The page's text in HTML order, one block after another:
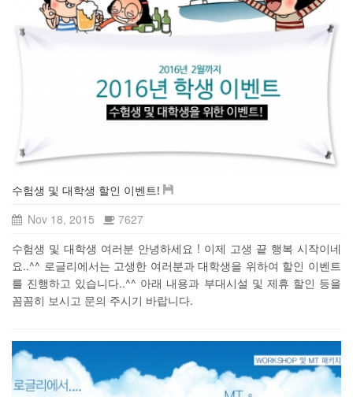
수험생 및 대학생 할인 이벤트!
Nov 18, 2015
7627
수험생 및 대학생 여러분 안녕하세요 ! 이제 고생 끝 행복 시작이네
요..^^ 로글리에서는 고생한 여러분과 대학생을 위하여 할인 이벤트
를 진행하고 있습니다..^^ 아래 내용과 부대시설 및 제휴 할인 등을
꼼꼼히 보시고 문의 주시기 바랍니다.